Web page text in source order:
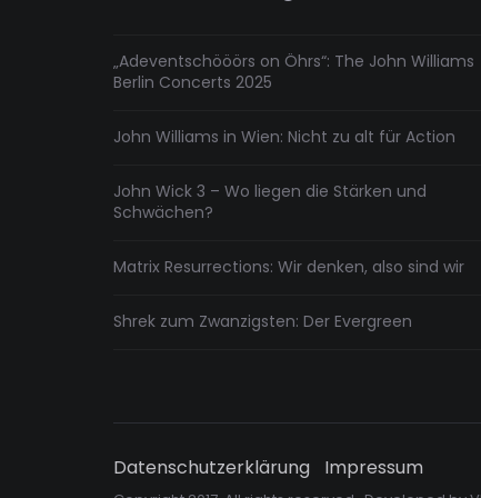
„Adeventschööörs on Öhrs“: The John Williams
Berlin Concerts 2025
John Williams in Wien: Nicht zu alt für Action
John Wick 3 – Wo liegen die Stärken und
Schwächen?
Matrix Resurrections: Wir denken, also sind wir
Shrek zum Zwanzigsten: Der Evergreen
Datenschutzerklärung Impressum